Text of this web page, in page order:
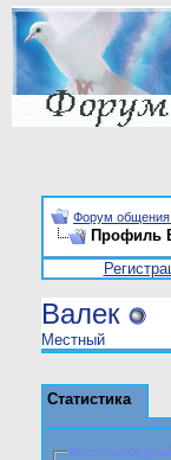
Форум общения
Профиль
Валек
Местный
Статистика
Всего